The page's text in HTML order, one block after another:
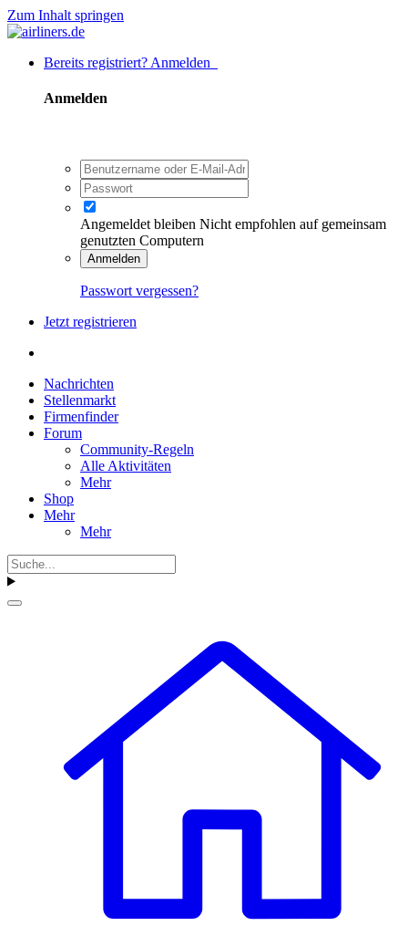
Zum Inhalt springen
Bereits registriert? Anmelden
Anmelden
Angemeldet bleiben Nicht empfohlen auf gemeinsam
genutzten Computern
Anmelden
Passwort vergessen?
Jetzt registrieren
Nachrichten
Stellenmarkt
Firmenfinder
Forum
Community-Regeln
Alle Aktivitäten
Mehr
Shop
Mehr
Mehr